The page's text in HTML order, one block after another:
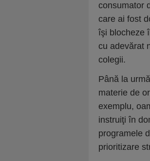
consumator
care ai fost
îşi blocheze
cu adevărat
colegii.
Până la
materie de
exemplu,
instruiţi în
programele
prioritizare